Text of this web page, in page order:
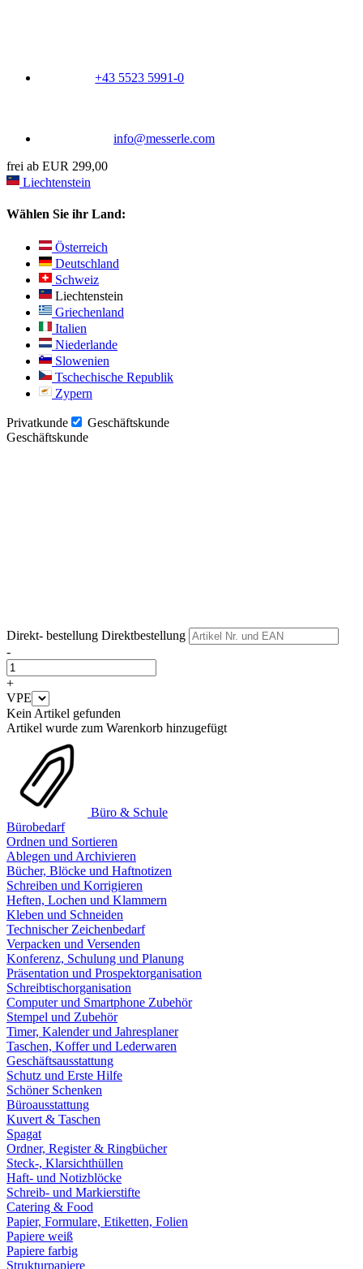
+43 5523 5991-0
info@messerle.com
frei ab EUR 299,00
Liechtenstein
Wählen Sie ihr Land:
Österreich
Deutschland
Schweiz
Liechtenstein
Griechenland
Italien
Niederlande
Slowenien
Tschechische Republik
Zypern
Privatkunde
Geschäftskunde
Geschäftskunde
Direkt- bestellung Direktbestellung
-
+
VPE
Kein Artikel gefunden
Artikel wurde zum Warenkorb hinzugefügt
Büro & Schule
Bürobedarf
Ordnen und Sortieren
Ablegen und Archivieren
Bücher, Blöcke und Haftnotizen
Schreiben und Korrigieren
Heften, Lochen und Klammern
Kleben und Schneiden
Technischer Zeichenbedarf
Verpacken und Versenden
Konferenz, Schulung und Planung
Präsentation und Prospektorganisation
Schreibtischorganisation
Computer und Smartphone Zubehör
Stempel und Zubehör
Timer, Kalender und Jahresplaner
Taschen, Koffer und Lederwaren
Geschäftsausstattung
Schutz und Erste Hilfe
Schöner Schenken
Büroausstattung
Kuvert & Taschen
Spagat
Ordner, Register & Ringbücher
Steck-, Klarsichthüllen
Haft- und Notizblöcke
Schreib- und Markierstifte
Catering & Food
Papier, Formulare, Etiketten, Folien
Papiere weiß
Papiere farbig
Strukturpapiere